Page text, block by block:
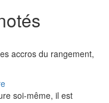
accros du rangement,
soi-même, il est